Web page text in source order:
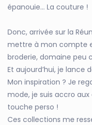
épanouie… La couture !
Donc, arrivée sur la
mettre à mon compte
broderie, domaine peu
Et aujourd’hui, je lance
Mon inspiration ? Je
mode, je suis accro
touche perso !
Ces collections me